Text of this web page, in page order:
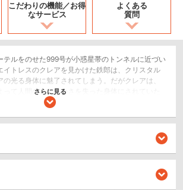
こだわりの機能／お得
なサービス
よくある
質問
テルをのせた999号が小惑星帯のトンネルに近づい
イトレスのクレアを見かけた鉄郎は、クリスタル
の光る身体に魅了されてしまう。だがクレアは、
って人間のあたたかさを失った身体にされていた
がトンネルに入ると、鉄郎は殺されたはずの母親が
そのときクレアがドクロの背後から抱きついて…。
メ作品
さらに見る